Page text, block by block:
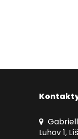
Luhov 1,